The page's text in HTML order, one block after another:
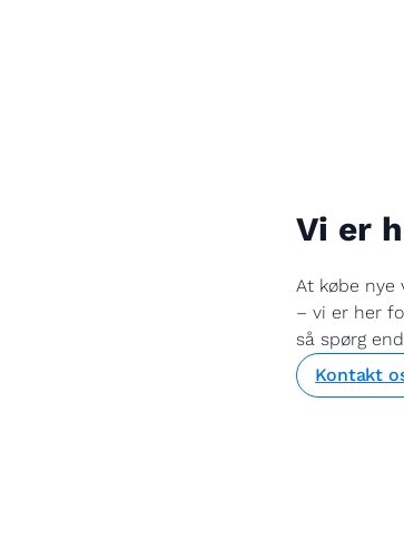
Vi er
At købe nye
– vi er her
så spørg
Kontakt